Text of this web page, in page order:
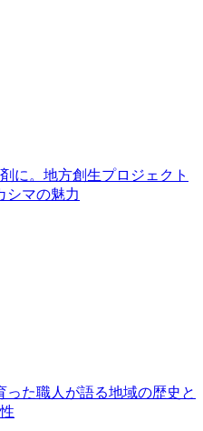
に。地方創生プロジェクト
シマの魅力
った職人が語る地域の歴史と